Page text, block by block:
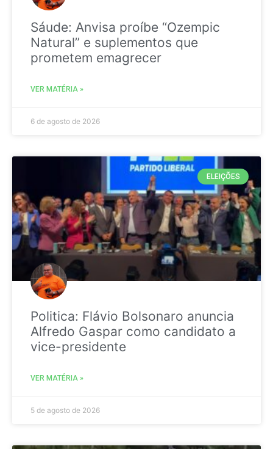
Sáude: Anvisa proíbe “Ozempic
Natural” e suplementos que
prometem emagrecer
VER MATÉRIA »
6 de agosto de 2026
ELEIÇÕES
Politica: Flávio Bolsonaro anuncia
Alfredo Gaspar como candidato a
vice-presidente
VER MATÉRIA »
5 de agosto de 2026